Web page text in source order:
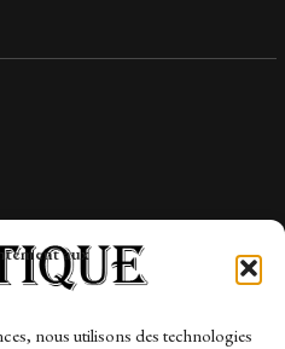
aux
nous utilisons des technologies